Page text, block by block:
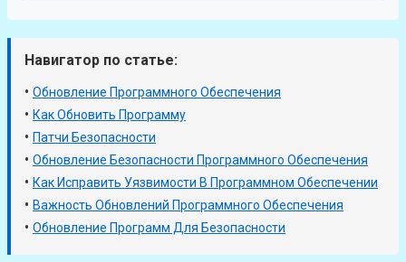
Навигатор по статье:
• Обновление Программного Обеспечения
• Как Обновить Программу
• Патчи Безопасности
• Обновление Безопасности Программного Обеспечения
• Как Исправить Уязвимости В Программном Обеспечении
• Важность Обновлений Программного Обеспечения
• Обновление Программ Для Безопасности